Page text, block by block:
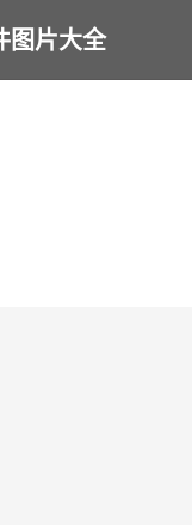
图片大全